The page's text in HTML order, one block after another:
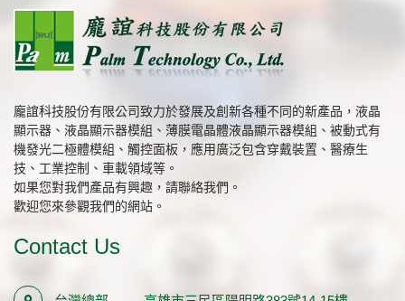
龐誼科技股份有限公司致力於發展及創新各種不同的新產品，液晶
顯示器、液晶顯示器模組、薄膜電晶體液晶顯示器模組、被動式有
機發光二極體模組、觸控面板，應用廣泛包含穿戴裝置、醫療生
技、工業控制、車載領域等。
如果您對我們產品有興趣，請聯絡我們。
歡迎您來參觀我們的網站。
Contact Us